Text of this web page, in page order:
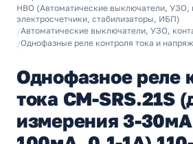
НВО (Автоматические выключатели, УЗО,
электросчетчики, стабилизаторы, ИБП)
/Автоматические выключатели, УЗО,
/Однофазные реле контроля тока и
Однофазное реле
тока CM-SRS.21S
измерения 3-